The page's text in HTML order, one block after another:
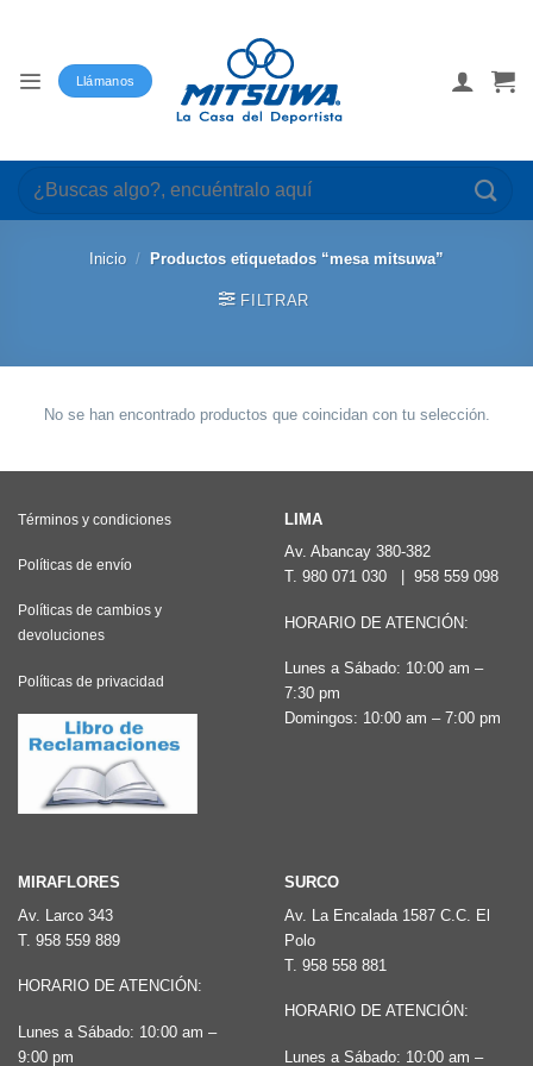
Llámanos
Buscar
por:
Inicio / Productos etiquetados “mesa mitsuwa”
FILTRAR
No se han encontrado productos que coincidan con tu selección.
Términos y condiciones
Políticas de envío
Políticas de cambios y
devoluciones
Políticas de privacidad
LIMA
Av. Abancay 380-382
T. 980 071 030 958 559 098
HORARIO DE ATENCIÓN:
Lunes a Sábado: 10:00 am –
7:30 pm
Domingos: 10:00 am – 7:00 pm
MIRAFLORES
Av. Larco 343
T. 958 559 889
HORARIO DE ATENCIÓN:
Lunes a Sábado: 10:00 am –
9:00 pm
SURCO
Av. La Encalada 1587 C.C. El
Polo
T. 958 558 881
HORARIO DE ATENCIÓN:
Lunes a Sábado: 10:00 am –